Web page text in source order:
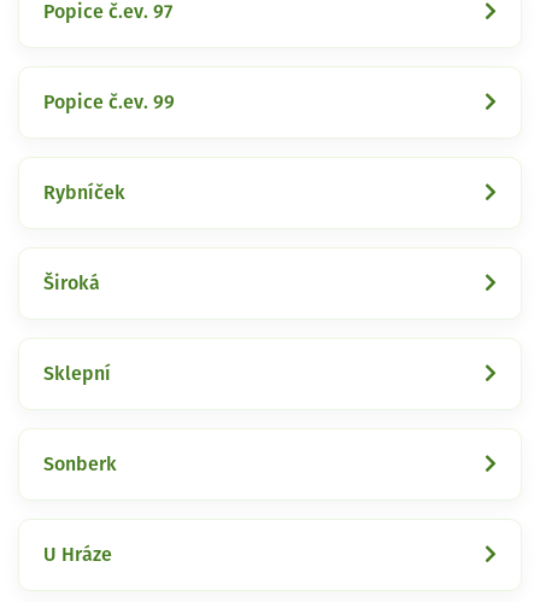
Popice č.ev. 97
Popice č.ev. 99
Rybníček
Široká
Sklepní
Sonberk
U Hráze